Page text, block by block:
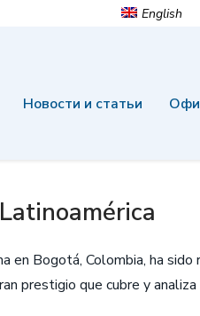
English
Новости и статьи
en Bogotá, Colombia, ha sido
prestigio que cubre y